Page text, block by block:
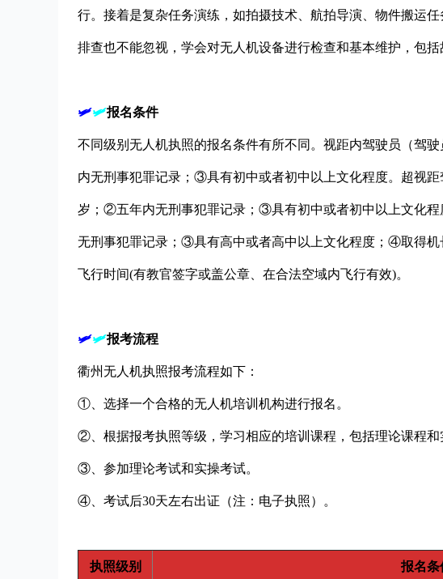
行。接着是复杂任务演练，如拍摄技术、航拍导演、物件搬运
排查也不能忽视，学会对无人机设备进行检查和基本维护，包括
🛩🛩报名条件
不同级别无人机执照的报名条件有所不同。视距内驾驶员（驾
内无刑事犯罪记录；③具有初中或者初中以上文化程度。超视
岁；②五年内无刑事犯罪记录；③具有初中或者初中以上文化
无刑事犯罪记录；③具有高中或者高中以上文化程度；④取得机
飞行时间(有教官签字或盖公章、在合法空域内飞行有效)。
🛩🛩报考流程
衢州无人机执照报考流程如下：
①、选择一个合格的无人机培训机构进行报名。
②、根据报考执照等级，学习相应的培训课程，包括理论课程和
③、参加理论考试和实操考试。
④、考试后30天左右出证（注：电子执照）。
执照级别 报名条